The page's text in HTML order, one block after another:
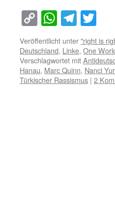
Copy
Link
WhatsApp
Veröffentlicht unter"right is
Deutschland, Linke, One
Verschlagwortet mit
Hanau, Marc Quinn, Nanci
Türkischer Rassismus | 2